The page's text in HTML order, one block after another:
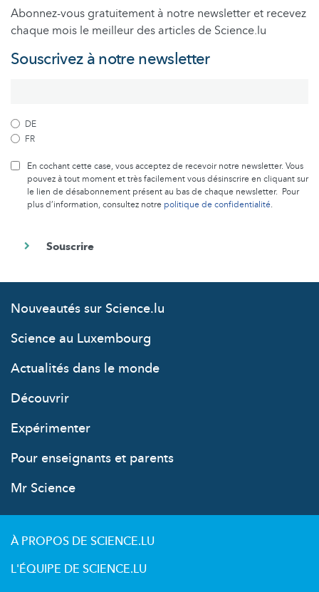
Abonnez-vous gratuitement à notre newsletter et recevez
chaque mois le meilleur des articles de Science.lu
Souscrivez à notre newsletter
DE
FR
En cochant cette case, vous acceptez de recevoir notre newsletter. Vous
pouvez à tout moment et très facilement vous désinscrire en cliquant sur
le lien de désabonnement présent au bas de chaque newsletter. Pour
plus d’information, consultez notre politique de confidentialité.
Nouveautés sur Science.lu
Science au Luxembourg
Actualités dans le monde
Découvrir
Expérimenter
Pour enseignants et parents
Mr Science
À PROPOS DE SCIENCE.LU
L'ÉQUIPE DE SCIENCE.LU